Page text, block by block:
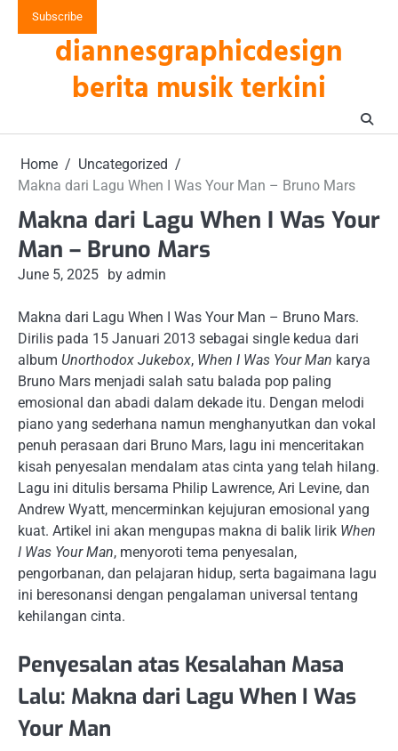
Subscribe
diannesgraphicdesign
berita musik terkini
Home
Uncategorized
Makna dari Lagu When I Was Your Man – Bruno Mars
Makna dari Lagu When I Was Your
Man – Bruno Mars
June 5, 2025 by admin
Makna dari Lagu When I Was Your Man – Bruno Mars.
Dirilis pada 15 Januari 2013 sebagai single kedua dari
album Unorthodox Jukebox, When I Was Your Man karya
Bruno Mars menjadi salah satu balada pop paling
emosional dan abadi dalam dekade itu. Dengan melodi
piano yang sederhana namun menghanyutkan dan vokal
penuh perasaan dari Bruno Mars, lagu ini menceritakan
kisah penyesalan mendalam atas cinta yang telah hilang.
Lagu ini ditulis bersama Philip Lawrence, Ari Levine, dan
Andrew Wyatt, mencerminkan kejujuran emosional yang
kuat. Artikel ini akan mengupas makna di balik lirik When
I Was Your Man, menyoroti tema penyesalan,
pengorbanan, dan pelajaran hidup, serta bagaimana lagu
ini beresonansi dengan pengalaman universal tentang
kehilangan cinta.
Penyesalan atas Kesalahan Masa
Lalu: Makna dari Lagu When I Was
Your Man